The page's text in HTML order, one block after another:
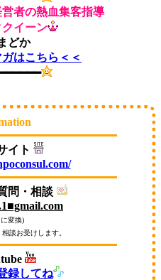
者の熱血集客指導
イーン
どか
はこちら＜＜
イト
問・相談
変換)
談お受けします。
録してね